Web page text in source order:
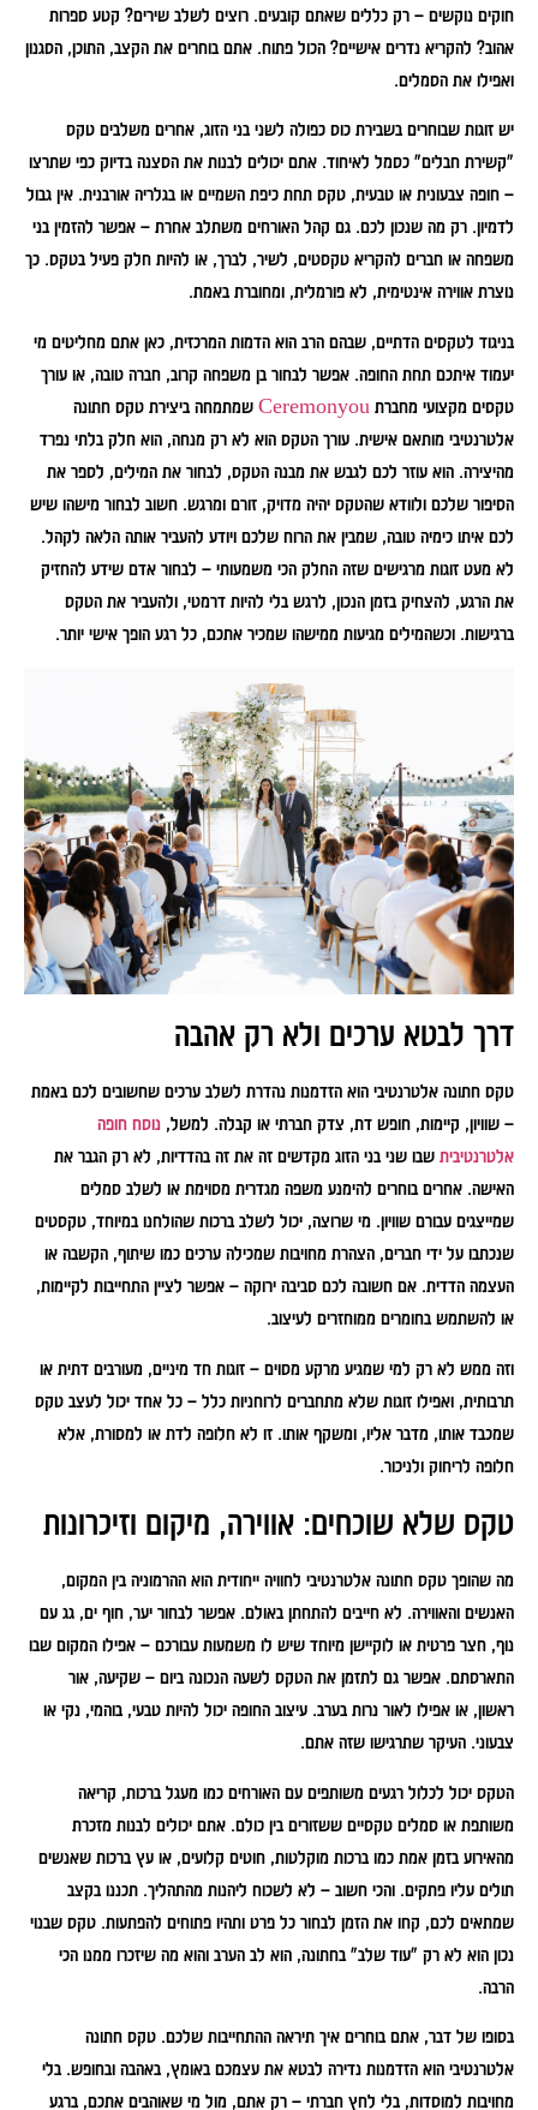
חוקים נוקשים – רק כללים שאתם קובעים. רוצים לשלב שירים? קטע ספרות
אהוב? להקריא נדרים אישיים? הכול פתוח. אתם בוחרים את הקצב, התוכן, הסגנון
ואפילו את הסמלים.
יש זוגות שבוחרים בשבירת כוס כפולה לשני בני הזוג, אחרים משלבים טקס
"קשירת חבלים" כסמל לאיחוד. אתם יכולים לבנות את הסצנה בדיוק כפי שתרצו
– חופה צבעונית או טבעית, טקס תחת כיפת השמיים או בגלריה אורבנית. אין גבול
לדמיון. רק מה שנכון לכם. גם קהל האורחים משתלב אחרת – אפשר להזמין בני
משפחה או חברים להקריא טקסטים, לשיר, לברך, או להיות חלק פעיל בטקס. כך
נוצרת אווירה אינטימית, לא פורמלית, ומחוברת באמת.
בניגוד לטקסים הדתיים, שבהם הרב הוא הדמות המרכזית, כאן אתם מחליטים מי
יעמוד איתכם תחת החופה. אפשר לבחור בן משפחה קרוב, חברה טובה, או עורך
טקסים מקצועי מחברתCeremonyouשמתמחה ביצירת טקס חתונה
אלטרנטיבי מותאם אישית. עורך הטקס הוא לא רק מנחה, הוא חלק בלתי נפרד
מהיצירה. הוא עוזר לכם לגבש את מבנה הטקס, לבחור את המילים, לספר את
הסיפור שלכם ולוודא שהטקס יהיה מדויק, זורם ומרגש. חשוב לבחור מישהו שיש
לכם איתו כימיה טובה, שמבין את הרוח שלכם ויודע להעביר אותה הלאה לקהל.
לא מעט זוגות מרגישים שזה החלק הכי משמעותי – לבחור אדם שידע להחזיק
את הרגע, להצחיק בזמן הנכון, לרגש בלי להיות דרמטי, ולהעביר את הטקס
ברגישות. וכשהמילים מגיעות ממישהו שמכיר אתכם, כל רגע הופך אישי יותר.
דרך לבטא ערכים ולא רק אהבה
טקס חתונה אלטרנטיבי הוא הזדמנות נהדרת לשלב ערכים שחשובים לכם באמת
– שוויון, קיימות, חופש דת, צדק חברתי או קבלה. למשל,נוסח חופה
אלטרנטיביתשבו שני בני הזוג מקדשים זה את זה בהדדיות, לא רק הגבר את
האישה. אחרים בוחרים להימנע משפה מגדרית מסוימת או לשלב סמלים
שמייצגים עבורם שוויון. מי שרוצה, יכול לשלב ברכות שהולחנו במיוחד, טקסטים
שנכתבו על ידי חברים, הצהרת מחויבות שמכילה ערכים כמו שיתוף, הקשבה או
העצמה הדדית. אם חשובה לכם סביבה ירוקה – אפשר לציין התחייבות לקיימות,
או להשתמש בחומרים ממוחזרים לעיצוב.
וזה ממש לא רק למי שמגיע מרקע מסוים – זוגות חד מיניים, מעורבים דתית או
תרבותית, ואפילו זוגות שלא מתחברים לרוחניות כלל – כל אחד יכול לעצב טקס
שמכבד אותו, מדבר אליו, ומשקף אותו. זו לא חלופה לדת או למסורת, אלא
חלופה לריחוק ולניכור.
טקס שלא שוכחים: אווירה, מיקום וזיכרונות
מה שהופך טקס חתונה אלטרנטיבי לחוויה ייחודית הוא ההרמוניה בין המקום,
האנשים והאווירה. לא חייבים להתחתן באולם. אפשר לבחור יער, חוף ים, גג עם
נוף, חצר פרטית או לוקיישן מיוחד שיש לו משמעות עבורכם – אפילו המקום שבו
התארסתם. אפשר גם לתזמן את הטקס לשעה הנכונה ביום – שקיעה, אור
ראשון, או אפילו לאור נרות בערב. עיצוב החופה יכול להיות טבעי, בוהמי, נקי או
צבעוני. העיקר שתרגישו שזה אתם.
הטקס יכול לכלול רגעים משותפים עם האורחים כמו מעגל ברכות, קריאה
משותפת או סמלים טקסיים ששזורים בין כולם. אתם יכולים לבנות מזכרת
מהאירוע בזמן אמת כמו ברכות מוקלטות, חוטים קלועים, או עץ ברכות שאנשים
תולים עליו פתקים. והכי חשוב – לא לשכוח ליהנות מהתהליך. תכננו בקצב
שמתאים לכם, קחו את הזמן לבחור כל פרט ותהיו פתוחים להפתעות. טקס שבנוי
נכון הוא לא רק "עוד שלב" בחתונה, הוא לב הערב והוא מה שיזכרו ממנו הכי
הרבה.
בסופו של דבר, אתם בוחרים איך תיראה ההתחייבות שלכם. טקס חתונה
אלטרנטיבי הוא הזדמנות נדירה לבטא את עצמכם באומץ, באהבה ובחופש. בלי
מחויבות למוסדות, בלי לחץ חברתי – רק אתם, מול מי שאוהבים אתכם, ברגע